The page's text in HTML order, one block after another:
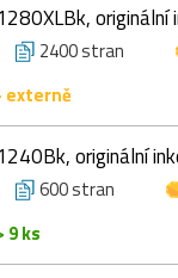
2400 stran
externě
originální
600 stran
9 ks